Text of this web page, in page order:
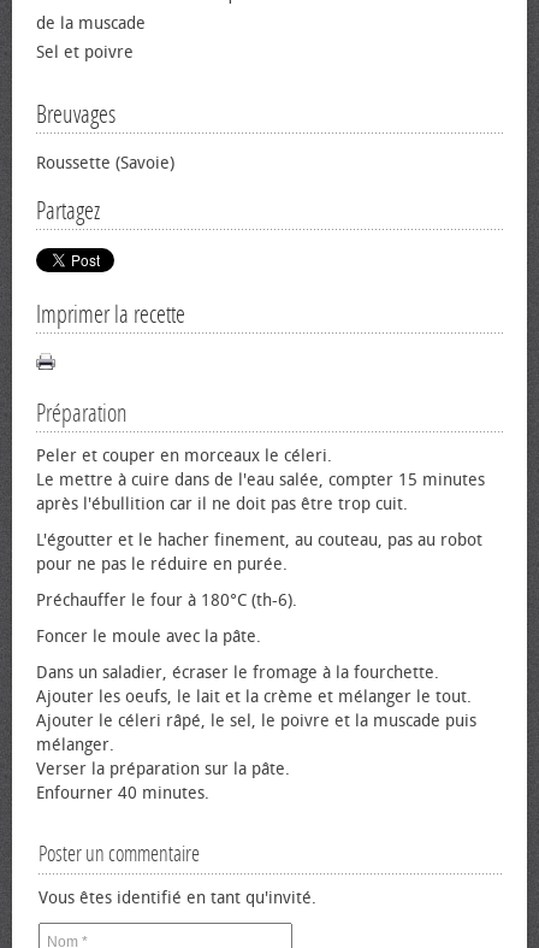
de la muscade
Sel et poivre
Breuvages
Roussette (Savoie)
Partagez
Imprimer la recette
Préparation
Peler et couper en morceaux le céleri.
Le mettre à cuire dans de l'eau salée, compter 15 minutes
après l'ébullition car il ne doit pas être trop cuit.
L'égoutter et le hacher finement, au couteau, pas au robot
pour ne pas le réduire en purée.
Préchauffer le four à 180°C (th-6).
Foncer le moule avec la pâte.
Dans un saladier, écraser le fromage à la fourchette.
Ajouter les œufs, le lait et la crème et mélanger le tout.
Ajouter le céleri râpé, le sel, le poivre et la muscade puis
mélanger.
Verser la préparation sur la pâte.
Enfourner 40 minutes.
Poster un commentaire
Vous êtes identifié en tant qu'invité.